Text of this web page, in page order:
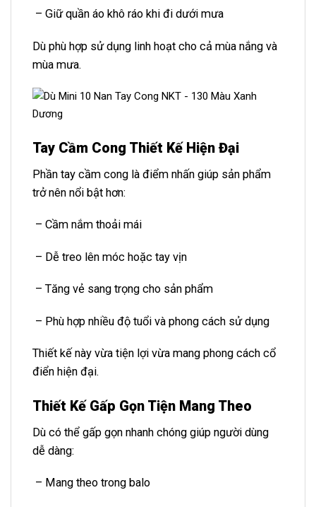
– Giữ quần áo khô ráo khi đi dưới mưa
Dù phù hợp sử dụng linh hoạt cho cả mùa nắng và
mùa mưa.
Tay Cầm Cong Thiết Kế Hiện Đại
Phần tay cầm cong là điểm nhấn giúp sản phẩm
trở nên nổi bật hơn:
– Cầm nắm thoải mái
– Dễ treo lên móc hoặc tay vịn
– Tăng vẻ sang trọng cho sản phẩm
– Phù hợp nhiều độ tuổi và phong cách sử dụng
Thiết kế này vừa tiện lợi vừa mang phong cách cổ
điển hiện đại.
Thiết Kế Gấp Gọn Tiện Mang Theo
Dù có thể gấp gọn nhanh chóng giúp người dùng
dễ dàng:
– Mang theo trong balo